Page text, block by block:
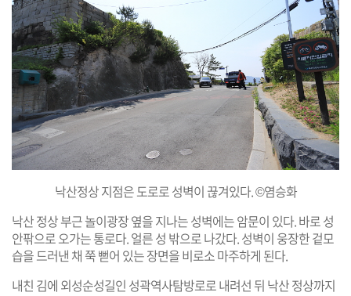
낙산정상 지점은 도로로 성벽이 끊겨있다. ©염승화
낙산 정상 부근 놀이광장 옆을 지나는 성벽에는 암문이 있다. 바로 성
안팎으로 오가는 통로다. 얼른 성 밖으로 나갔다. 성벽이 웅장한 겉모
습을 드러낸 채 쭉 뻗어 있는 장면을 비로소 마주하게 된다.
내친 김에 외성순성길인 성곽역사탐방로로 내려선 뒤 낙산 정상까지